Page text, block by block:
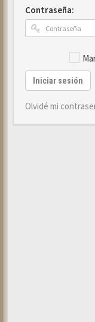
Contraseña:
Iniciar sesión
Olvidé mi